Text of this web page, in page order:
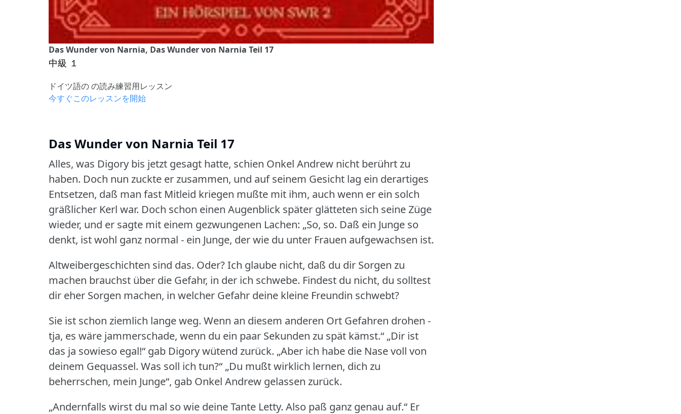
Das Wunder von Narnia, Das Wunder von Narnia Teil 17
中級 １
ドイツ語の の読み練習用レッスン
今すぐこのレッスンを開始
Das Wunder von Narnia Teil 17
Alles, was Digory bis jetzt gesagt hatte, schien Onkel Andrew nicht berührt zu
haben. Doch nun zuckte er zusammen, und auf seinem Gesicht lag ein derartiges
Entsetzen, daß man fast Mitleid kriegen mußte mit ihm, auch wenn er ein solch
gräßlicher Kerl war. Doch schon einen Augenblick später glätteten sich seine Züge
wieder, und er sagte mit einem gezwungenen Lachen: „So, so. Daß ein Junge so
denkt, ist wohl ganz normal - ein Junge, der wie du unter Frauen aufgewachsen ist.
Altweibergeschichten sind das. Oder?Ich glaube nicht, daß du dir Sorgen zu
machen brauchst über die Gefahr, in der ich schwebe. Findest du nicht, du solltest
dir eher Sorgen machen, in welcher Gefahr deine kleine Freundin schwebt?
Sie ist schon ziemlich lange weg. Wenn an diesem anderen Ort Gefahren drohen -
tja, es wäre jammerschade, wenn du ein paar Sekunden zu spät kämst.“ „Dir ist
das ja sowieso egal!“ gab Digory wütend zurück. „Aber ich habe die Nase voll von
deinem Gequassel. Was soll ich tun?“ „Du mußt wirklich lernen, dich zu
beherrschen, mein Junge“, gab Onkel Andrew gelassen zurück.
„Andernfalls wirst du mal so wie deine Tante Letty. Also paß ganz genau auf.“ Er